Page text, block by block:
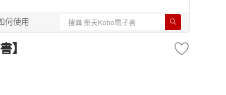
何使用
】